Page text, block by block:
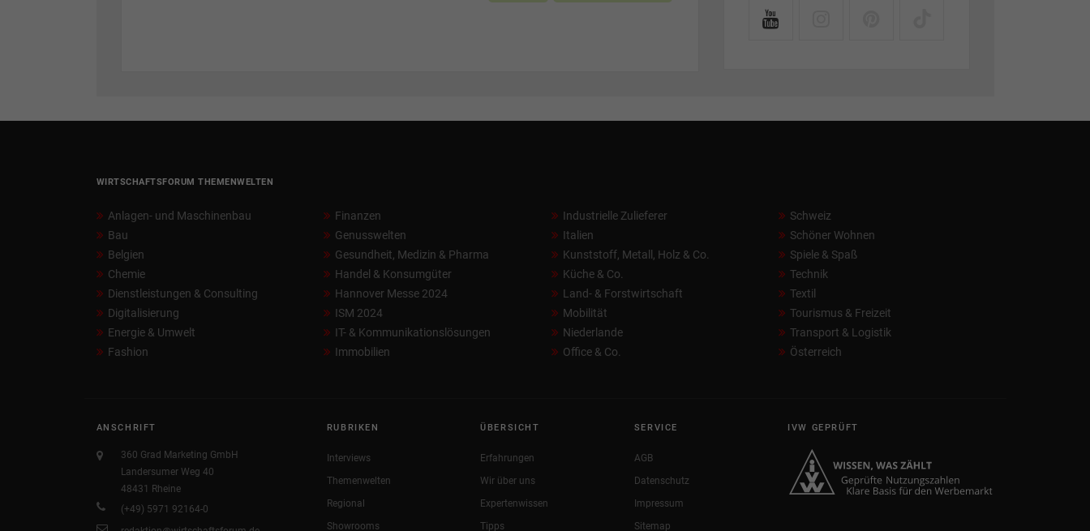
WIRTSCHAFTSFORUM THEMENWELTEN
Anlagen- und Maschinenbau
Bau
Belgien
Chemie
Dienstleistungen & Consulting
Digitalisierung
Energie & Umwelt
Fashion
Finanzen
Genusswelten
Gesundheit, Medizin & Pharma
Handel & Konsumgüter
Hannover Messe 2024
ISM 2024
IT- & Kommunikationslösungen
Immobilien
Industrielle Zulieferer
Italien
Kunststoff, Metall, Holz & Co.
Küche & Co.
Land- & Forstwirtschaft
Mobilität
Niederlande
Office & Co.
Schweiz
Schöner Wohnen
Spiele & Spaß
Technik
Textil
Tourismus & Freizeit
Transport & Logistik
Österreich
ANSCHRIFT
360 Grad Marketing GmbH
Landersumer Weg 40
48431 Rheine
(+49) 5971 92164-0
RUBRIKEN
Interviews
Themenwelten
Regional
Showrooms
ÜBERSICHT
Erfahrungen
Wir über uns
Expertenwissen
Tipps
SERVICE
AGB
Datenschutz
Impressum
Sitemap
IVW GEPRÜFT